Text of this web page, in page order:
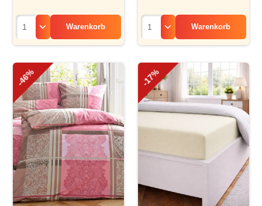
Warenkorb Warenkorb
-46% -17%